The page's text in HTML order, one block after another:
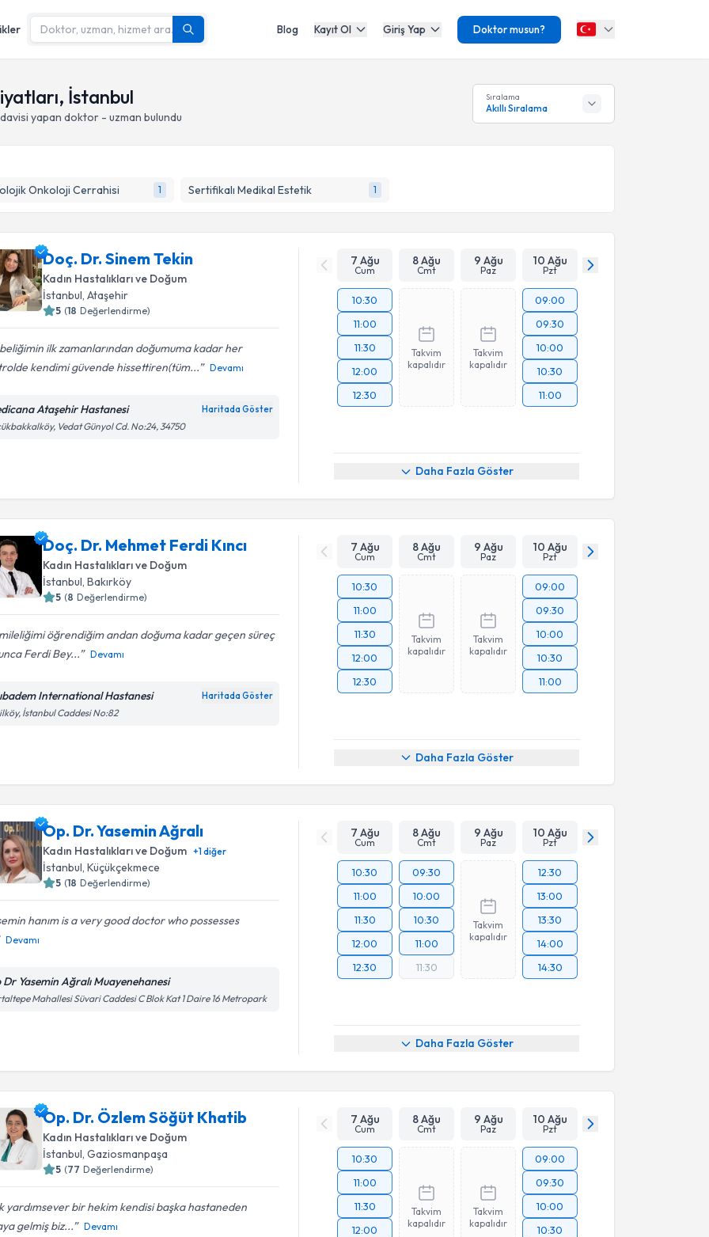
Blog Kayıt Ol Giriş Yap Doktor musun?
İstanbul
yapan doktor - uzman bulundu
Sıralama
Akıllı Sıralama
Onkoloji Cerrahisi 1 Sertifikalı Medikal Estetik 1
Doç. Dr. Sinem Tekin
Kadın Hastalıkları ve Doğum
İstanbul, Ataşehir
5 (18 Değerlendirme)
ilk zamanlarından doğumuma kadar her
kendimi güvende hissettiren(tüm...
Devamı
Ataşehir Hastanesi Haritada Göster
Vedat Günyol Cd. No:24, 34750
7 Ağu
Cum
8 Ağu
Cmt
9 Ağu
Paz
10 Ağu
Pzt
10:30
11:00
11:30
12:00
12:30
Takvim
kapalıdır
Takvim
kapalıdır
09:00
09:30
10:00
10:30
11:00
Daha Fazla Göster
Doç. Dr. Mehmet Ferdi Kıncı
Kadın Hastalıkları ve Doğum
İstanbul , Bakırköy
5 (8 Değerlendirme)
öğrendiğim andan doğuma kadar geçen süreç
Ferdi Bey...
Devamı
International Hastanesi Haritada Göster
İstanbul Caddesi No:82
7 Ağu
Cum
8 Ağu
Cmt
9 Ağu
Paz
10 Ağu
Pzt
10:30
11:00
11:30
12:00
12:30
Takvim
kapalıdır
Takvim
kapalıdır
09:00
09:30
10:00
10:30
11:00
Daha Fazla Göster
Op. Dr. Yasemin Ağralı
Kadın Hastalıkları ve Doğum +1diğer
İstanbul, Küçükçekmece
5 (18 Değerlendirme)
hanım is a very good doctor who possesses
Devamı
Dr Yasemin Ağralı Muayenehanesi
Mahallesi Süvari Caddesi C Blok Kat 1 Daire 16 Metropark
7 Ağu
Cum
8 Ağu
Cmt
9 Ağu
Paz
10 Ağu
Pzt
10:30
11:00
11:30
12:00
12:30
09:30
10:00
10:30
11:00
11:30
Takvim
kapalıdır
12:30
13:00
13:30
14:00
14:30
Daha Fazla Göster
Op. Dr. Özlem Söğüt Khatib
Kadın Hastalıkları ve Doğum
İstanbul , Gaziosmanpaşa
5 (77 Değerlendirme)
yardımsever bir hekim kendisi başka hastaneden
gelmiş biz...
Devamı
7 Ağu
Cum
8 Ağu
Cmt
9 Ağu
Paz
10 Ağu
Pzt
10:30
11:00
11:30
12:00
Takvim
kapalıdır
Takvim
kapalıdır
09:00
09:30
10:00
10:30